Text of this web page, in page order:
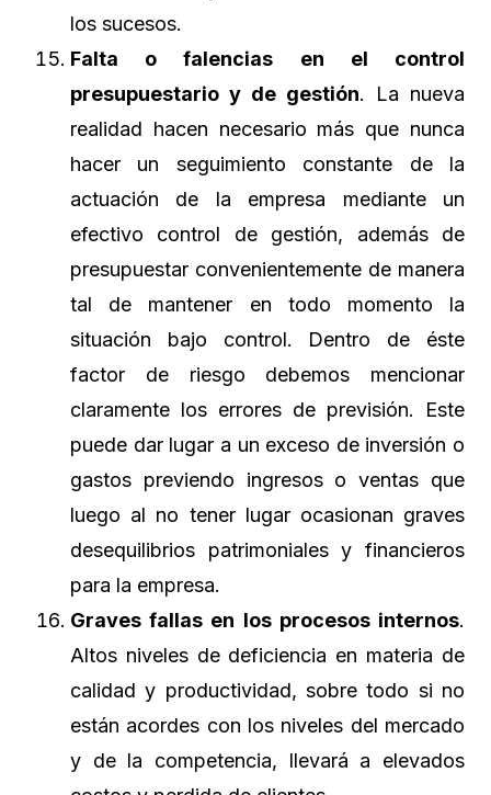
los sucesos.
Falta o falencias en el control
presupuestario y de gestión. La nueva
realidad hacen necesario más que nunca
hacer un seguimiento constante de la
actuación de la empresa mediante un
efectivo control de gestión, además de
presupuestar convenientemente de manera
tal de mantener en todo momento la
situación bajo control. Dentro de éste
factor de riesgo debemos mencionar
claramente los errores de previsión. Este
puede dar lugar a un exceso de inversión o
gastos previendo ingresos o ventas que
luego al no tener lugar ocasionan graves
desequilibrios patrimoniales y financieros
para la empresa.
Graves fallas en los procesos internos.
Altos niveles de deficiencia en materia de
calidad y productividad, sobre todo si no
están acordes con los niveles del mercado
y de la competencia, llevará a elevados